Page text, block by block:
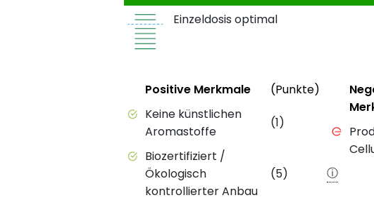
Einzeldosis optimal
Positive Merkmale des Produkts mit
StatusPositive Merkmale (Punkte)
Keine künstlichen
Aromastoffe
(1)
Biozertifiziert /
Ökologisch
kontrollierter Anbau
(5) ⓘ
Status